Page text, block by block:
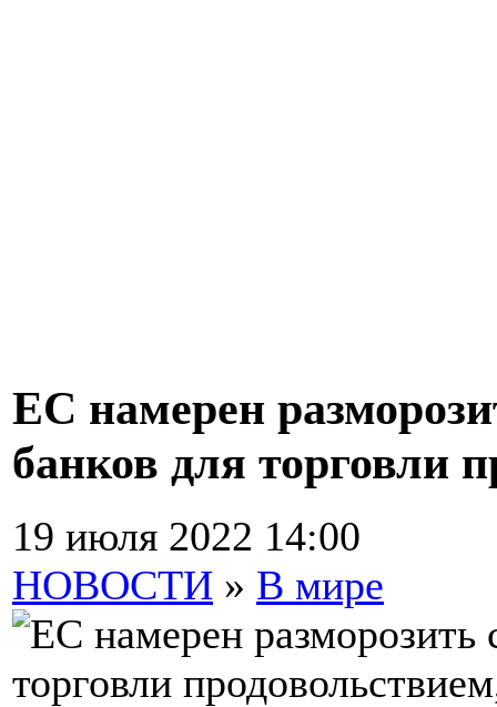
ЕС намерен
банков для торговли
19 июля 2022 14:00
НОВОСТИ » В мире